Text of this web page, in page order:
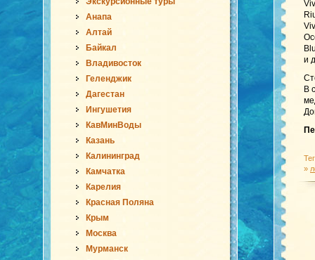
Анапа
Алтай
Байкал
Владивосток
Геленджик
Дагестан
Ингушетия
КавМинВоды
Казань
Калининград
Камчатка
Карелия
Красная Поляна
Крым
Москва
Мурманск
и
В
»